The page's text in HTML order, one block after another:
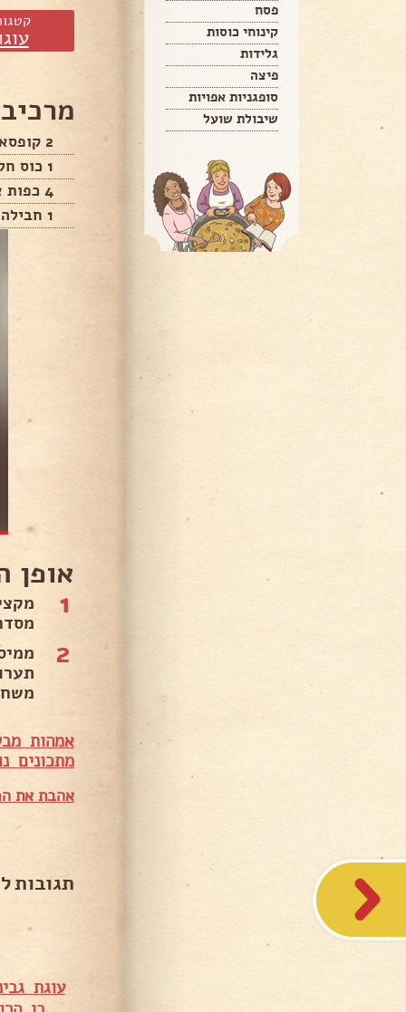
פסח
קינוחי כוסות
גלידות
פיצה
סופגניות אפויות
שיבולת שועל
2 קופסאות שמנת מתוקה
1 כוס חלב
4 כפות אינסטנט וניל
1 חבילה עוגיות לוטוס
אופן
1
מסדרים 4 שורות עוגיות לוטוס לאורך
2
אמהות
מתכונים
אהבת את
תגובות
עוגת